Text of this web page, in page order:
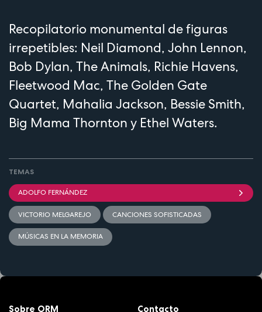
Recopilatorio monumental de figuras
irrepetibles: Neil Diamond, John Lennon,
Bob Dylan, The Animals, Richie Havens,
Fleetwood Mac, The Golden Gate
Quartet, Mahalia Jackson, Bessie Smith,
Big Mama Thornton y Ethel Waters.
TEMAS
ADOLFO FERNÁNDEZ
VICTORIO MELGAREJO CANCIONES SOFISTICADAS
MÚSICAS EN LA MEMORIA
Sobre ORM Contacto